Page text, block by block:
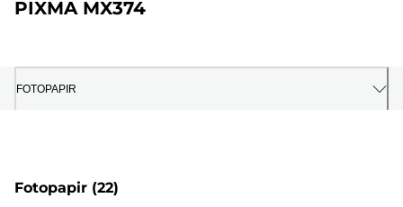
PIXMA MX374
FOTOPAPIR
Fotopapir (22)